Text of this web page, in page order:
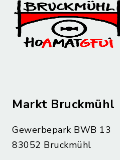
Markt Bruckmühl
Gewerbepark BWB 13
83052 Bruckmühl